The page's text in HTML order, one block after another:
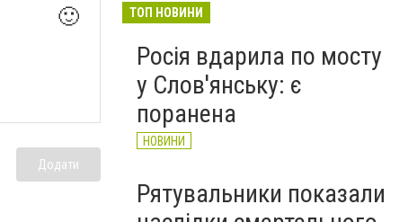
🙂
Додати
Машина підірвалася на міні:
подробиці загибелі Олексія
Юкова
19:00
Вчора
ТОП НОВИНИ
Росія вдарила по мосту
у Слов'янську: є
поранена
НОВИНИ
Рятувальники показали